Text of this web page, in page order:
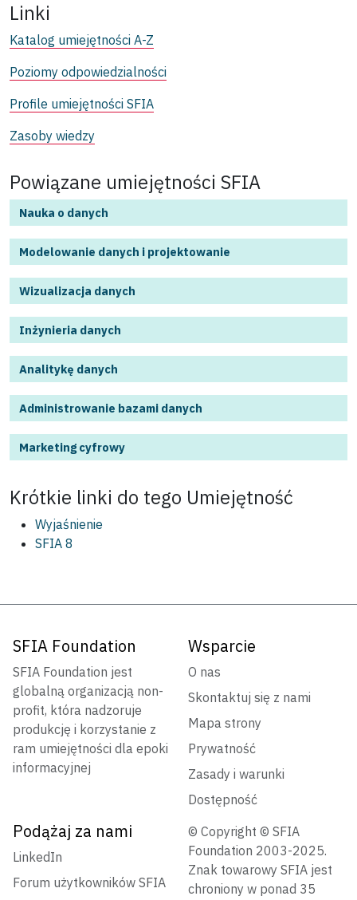
Linki
Katalog umiejętności A-Z
Poziomy odpowiedzialności
Profile umiejętności SFIA
Zasoby wiedzy
Powiązane umiejętności SFIA
Nauka o danych
Modelowanie danych i projektowanie
Wizualizacja danych
Inżynieria danych
Analitykę danych
Administrowanie bazami danych
Marketing cyfrowy
Krótkie linki do tego Umiejętność
Wyjaśnienie
SFIA 8
SFIA Foundation
SFIA Foundation jest
globalną organizacją non-
profit, która nadzoruje
produkcję i korzystanie z
ram umiejętności dla epoki
informacyjnej
Wsparcie
O nas
Skontaktuj się z nami
Mapa strony
Prywatność
Zasady i warunki
Dostępność
Podążaj za nami
LinkedIn
Forum użytkowników SFIA
© Copyright © SFIA
Foundation 2003-2025.
Znak towarowy SFIA jest
chroniony w ponad 35